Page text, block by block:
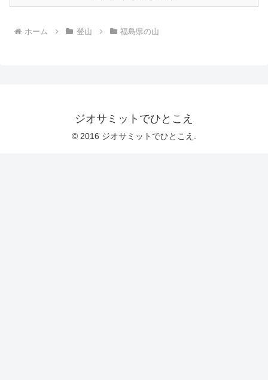
ホーム 登山 福島県の山
ジオサミットでひとこえ
© 2016 ジオサミットでひとこえ.